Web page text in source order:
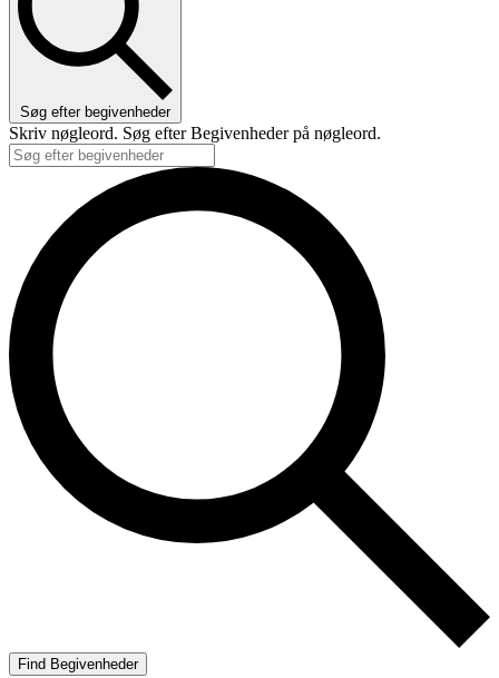
Søg efter begivenheder
Skriv nøgleord. Søg efter Begivenheder på nøgleord.
Find Begivenheder